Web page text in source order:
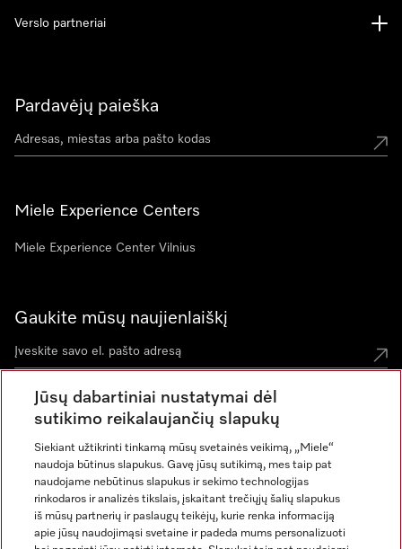
Pardavėjų paieška
Miele Experience Centers
Miele Experience Center Vilnius
Gaukite mūsų naujienlaiškį
Verslo partneriai
Jūsų dabartiniai nustatymai dėl
sutikimo reikalaujančių slapukų
Siekiant užtikrinti tinkamą mūsų svetainės veikimą, „Miele“
naudoja būtinus slapukus. Gavę jūsų sutikimą, mes taip pat
naudojame nebūtinus slapukus ir sekimo technologijas
rinkodaros ir analizės tikslais, įskaitant trečiųjų šalių slapukus
iš mūsų partnerių ir paslaugų teikėjų, kurie renka informaciją
apie jūsų naudojimąsi svetaine ir padeda mums personalizuoti